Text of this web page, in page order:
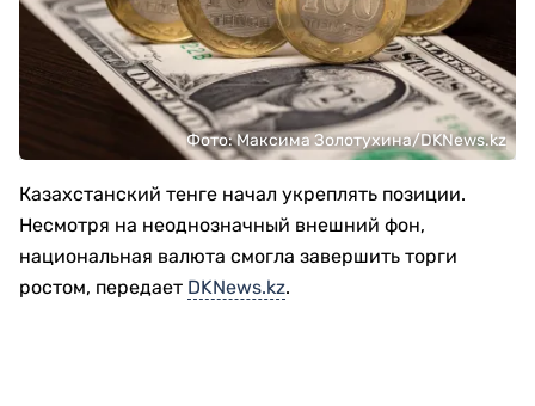
Фото: Максима Золотухина/DKNews.kz
Казахстанский тенге начал укреплять позиции.
Несмотря на неоднозначный внешний фон,
национальная валюта смогла завершить торги
ростом, передает DKNews.kz.